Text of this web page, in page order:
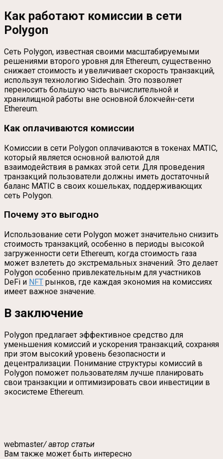
Как работают комиссии в сети
Polygon
Сеть Polygon, известная своими масштабируемыми
решениями второго уровня для Ethereum, существенно
снижает стоимость и увеличивает скорость транзакций,
используя технологию Sidechain. Это позволяет
переносить большую часть вычислительной и
хранилищной работы вне основной блокчейн-сети
Ethereum.
Как оплачиваются комиссии
Комиссии в сети Polygon оплачиваются в токенах MATIC,
который является основной валютой для
взаимодействия в рамках этой сети. Для проведения
транзакций пользователи должны иметь достаточный
баланс MATIC в своих кошельках, поддерживающих
сеть Polygon.
Почему это выгодно
Использование сети Polygon может значительно снизить
стоимость транзакций, особенно в периоды высокой
загруженности сети Ethereum, когда стоимость газа
может взлететь до экстремальных значений. Это делает
Polygon особенно привлекательным для участников
DeFi и NFT рынков, где каждая экономия на комиссиях
имеет важное значение.
В заключение
Polygon предлагает эффективное средство для
уменьшения комиссий и ускорения транзакций, сохраняя
при этом высокий уровень безопасности и
децентрализации. Понимание структуры комиссий в
Polygon поможет пользователям лучше планировать
свои транзакции и оптимизировать свои инвестиции в
экосистеме Ethereum.
webmaster/ автор статьи
Вам также может быть интересно